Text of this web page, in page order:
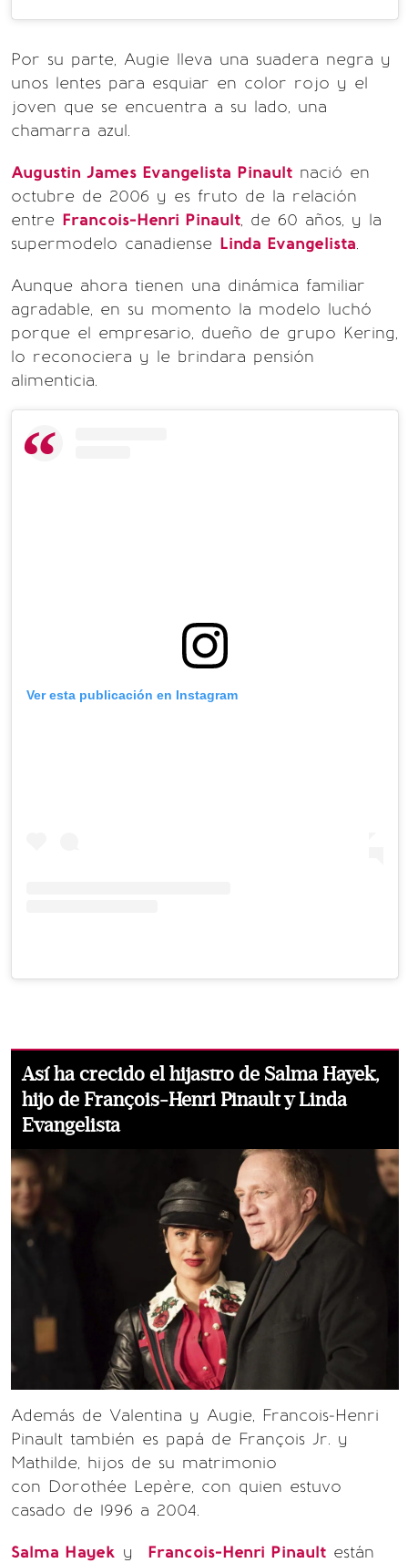
Por su parte, Augie lleva una suadera negra y
unos lentes para esquiar en color rojo y el
joven que se encuentra a su lado, una
chamarra azul.
Augustin James Evangelista Pinault nació en
octubre de 2006 y es fruto de la relación
entre Francois-Henri Pinault, de 60 años, y la
supermodelo canadiense Linda Evangelista.
Aunque ahora tienen una dinámica familiar
agradable, en su momento la modelo luchó
porque el empresario, dueño de grupo Kering,
lo reconociera y le brindara pensión
alimenticia.
Ver esta publicación en Instagram
Así ha crecido el hijastro de Salma Hayek,
hijo de François-Henri Pinault y Linda
Evangelista
Además de Valentina y Augie, Francois-Henri
Pinault también es papá de François Jr. y
Mathilde, hijos de su matrimonio
con Dorothée Lepère, con quien estuvo
casado de 1996 a 2004.
Salma Hayek y Francois-Henri Pinault están